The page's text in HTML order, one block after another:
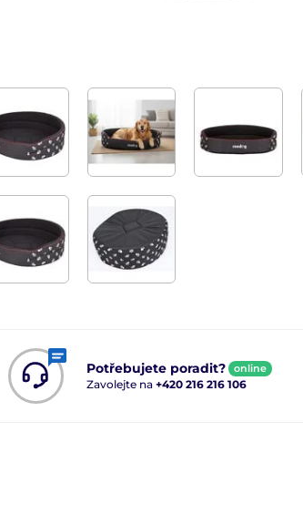
Potřebujete poradit? online
Zavolejte na +420 216 216 106